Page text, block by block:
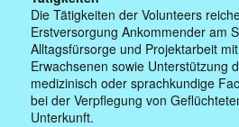
Die Tätigkeiten der Volunteers
Erstversorgung Ankommender am
Alltagsfürsorge und Projektarbeit
Erwachsenen sowie Unterstützung
medizinisch oder sprachkundige
bei der Verpflegung von
Unterkunft.